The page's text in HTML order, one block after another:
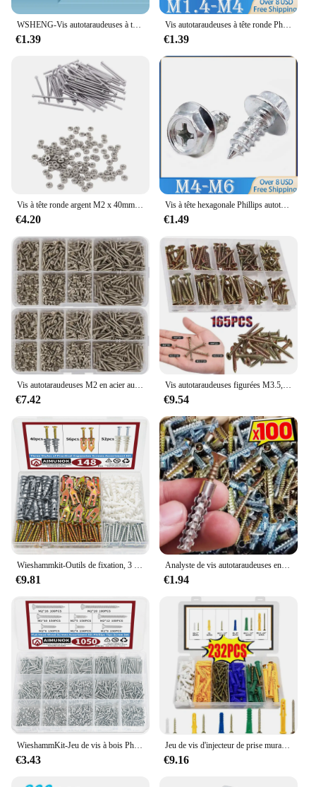
WSHENG-Vis autotaraudeuses à tête ronde cruciforme avec rondelle, vis PWA, tête cylindrique plaquée noire, Phillips, M1.2, M1.4, M2, M5, salle de bain
€1.39
Vis autotaraudeuses à tête ronde Phillips PWA en acier noir avec rondelle, 50, 100, 200 pièces, M1.4, M1.7, M2, M2.5, M3, M3.5, M4, PWA
€1.39
Vis à tête ronde argent M2 x 40mm, boulons et 100 écrous hexagonaux métriques M2 en acier inoxydable 304, 60 pièces
€4.20
Vis à tête hexagonale Phillips autotaraudeuse en acier inoxydable 304, clous à bois M3 M4 M5 M6, 5-10 pièces
€1.49
€7.42 €9.54
€9.81
Analyste de vis autotaraudeuses en métal, 6 000 tubes, vis dentelées, injecteur mural en métal, fixation à 6 000 boulons, 10 ensembles, 100
€1.94
€3.43
Jeu de vis d'injecteur de prise murale, colonne de tuyau de 2,2, lit de deau en plastique, ancres murales pour cloisons sèches avec kit de vis, 6 000, 232 pièces
€9.16